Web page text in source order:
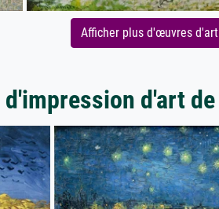
Afficher plus d'œuvres
d'art